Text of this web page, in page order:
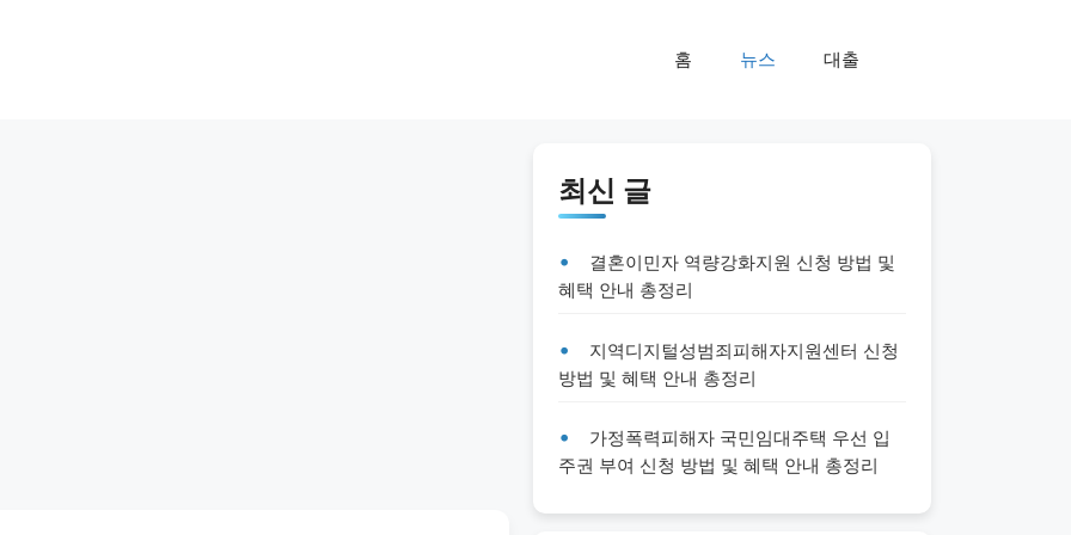
홈 뉴스 대출
최신 글
결혼이민자 역량강화지원 신청 방법 및
혜택 안내 총정리
지역디지털성범죄피해자지원센터 신청
방법 및 혜택 안내 총정리
가정폭력피해자 국민임대주택 우선 입
주권 부여 신청 방법 및 혜택 안내 총정리